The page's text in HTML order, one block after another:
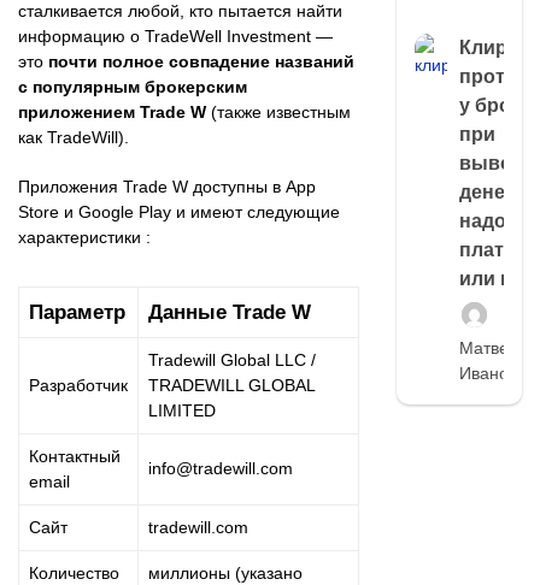
сталкивается любой, кто пытается найти
информацию о TradeWell Investment —
это почти полное совпадение названий
с популярным брокерским
приложением Trade W (также известным
как TradeWill).
Приложения Trade W доступны в App
Store и Google Play и имеют следующие
характеристики :
Параметр Данные Trade W
Разработчик
Tradewill Global LLC /
TRADEWILL GLOBAL
LIMITED
Контактный
email
info@tradewill.com
Сайт tradewill.com
Количество
миллионы (указано
Клиринг
у
при
выводе
денег,
надо
платить
или
Матвей
Иванов